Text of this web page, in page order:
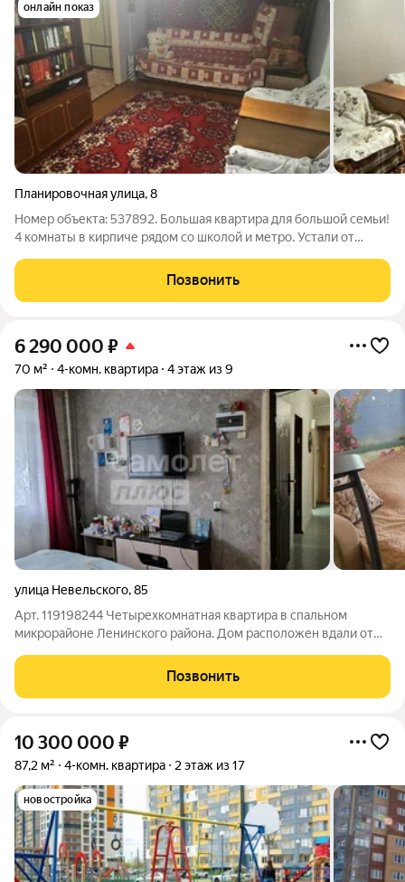
онлайн показ
Планировочная улица,8
Номер объекта: 537892. Большая квартира для большой семьи!
4 комнаты в кирпиче рядом со школой и метро. Устали от
члену семьи личное пространство. Кирпичный дом
обеспечивает тепло зимой и
Позвонить
6 290 000 ₽
70 м² 4-комн. квартира 4 этаж из 9
улица Невельского,85
Арт. 119198244 Четырехкомнатная квартира в спальном
микрорайоне Ленинского района. Дом расположен вдали от
места для парковки. Детский сад и школа практически во
дворе дома. Подъезд чистый,
Позвонить
10 300 000 ₽
87,2 м² 4-комн. квартира 2 этаж из 17
новостройка